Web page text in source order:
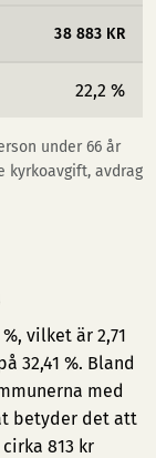
38 883 KR
22,2 %
under 66 år
kyrkoavgift, avdrag
vilket är 2,71
32,41 %. Bland
med
betyder det att
813 kr